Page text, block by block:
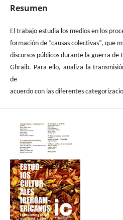
Resumen
El trabajo estudia los medios en los
formación de “causas colectivas”, que
discursos públicos durante la guerra de
Ghraib. Para ello, analiza la
de
acuerdo con las diferentes